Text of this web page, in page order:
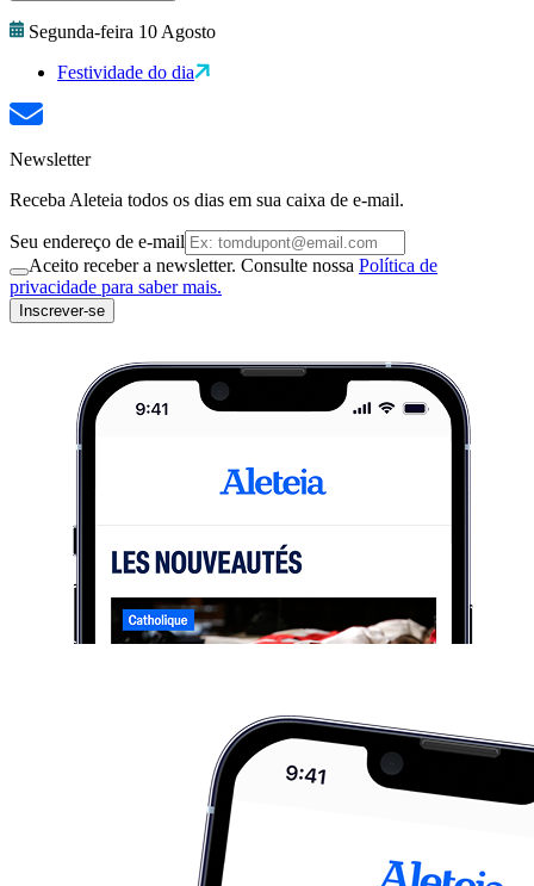
Segunda-feira 10 Agosto
Festividade do dia
Newsletter
Receba Aleteia todos os dias em sua caixa de e-mail.
Seu endereço de e-mail
Aceito receber a newsletter. Consulte nossa Política de
privacidade para saber mais.
Inscrever-se